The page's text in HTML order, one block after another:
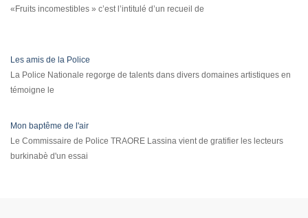
«Fruits incomestibles » c’est l’intitulé d’un recueil de
Les amis de la Police
La Police Nationale regorge de talents dans divers domaines artistiques en
témoigne le
Mon baptême de l'air
Le Commissaire de Police TRAORE Lassina vient de gratifier les lecteurs
burkinabè d'un essai